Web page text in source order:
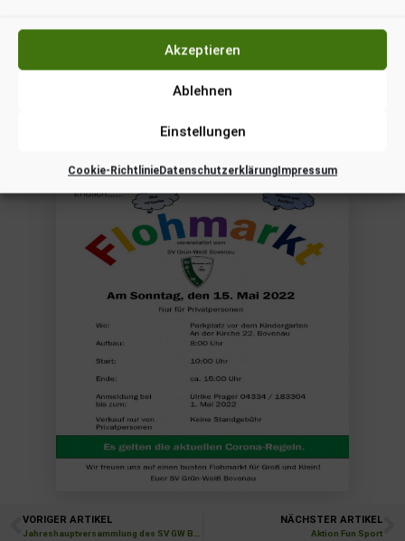
Akzeptieren
Ablehnen
Einstellungen
Cookie-RichtlinieDatenschutzerklärungImpressum
Flohmarkt mit dem SV
GW Bovenau
Meldet euch für unseren Flohmarkt bei UNS HUUS an! Wir
VORIGER ARTIKEL
Jahreshauptversammlung des SV GW Bovenau
NÄCHSTER ARTIKEL
Aktion Fun Sport